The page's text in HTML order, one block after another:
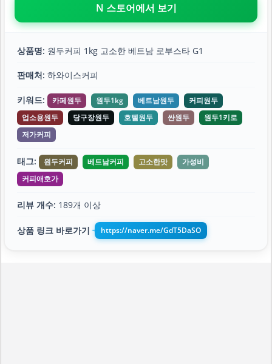
N 스토어에서 보기
상품명: 원두커피 1kg 고소한 베트남 로부스타 G1
판매처: 하와이스커피
키워드: 카페원두 원두1kg 베트남원두
커피원두
업소용원두
당구장원두 호텔원두 싼원두
원두1키로
저가커피
태그: 원두커피 베트남커피 고소한맛
가성비
커피애호가
리뷰 개수: 189개 이상
상품 링크 바로가기 ➔ https://naver.me/GdT5DaSO